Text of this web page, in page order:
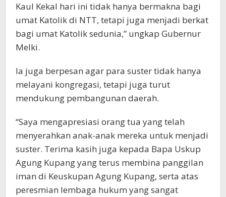
Kaul Kekal hari ini tidak hanya bermakna bagi
umat Katolik di NTT, tetapi juga menjadi berkat
bagi umat Katolik sedunia,” ungkap Gubernur
Melki.
Ia juga berpesan agar para suster tidak hanya
melayani kongregasi, tetapi juga turut
mendukung pembangunan daerah.
“Saya mengapresiasi orang tua yang telah
menyerahkan anak-anak mereka untuk menjadi
suster. Terima kasih juga kepada Bapa Uskup
Agung Kupang yang terus membina panggilan
iman di Keuskupan Agung Kupang, serta atas
peresmian lembaga hukum yang sangat